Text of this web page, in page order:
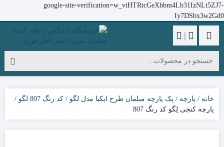
google-site-verification=w_viHTRtcGeXbbm4Lb31IzNLt5ZJ7-
Iy7DSbx3w2Gd0
|
خانه پارچه پک پارچه مبلمان طرح ایکیا مدل لگو
کد رنگ 807 لگو
پارچه کنجی لِگو کد رنگ 807